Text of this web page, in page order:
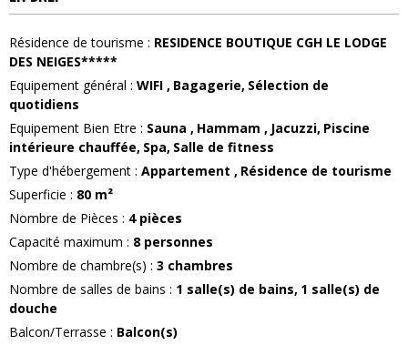
Résidence de tourisme : RESIDENCE BOUTIQUE CGH LE LODGE
DES NEIGES*****
Equipement général : WIFI Bagagerie Sélection de
quotidiens
Equipement Bien Etre : Sauna Hammam Jacuzzi Piscine
intérieure chauffée Spa Salle de fitness
Type d'hébergement : Appartement
Résidence de tourisme
Superficie : 80 m²
Nombre de Pièces : 4 pièces
Capacité maximum : 8 personnes
Nombre de chambre(s) : 3 chambres
Nombre de salles de bains : 1 salle(s) de bains 1 salle(s) de
douche
Balcon/Terrasse : Balcon(s)